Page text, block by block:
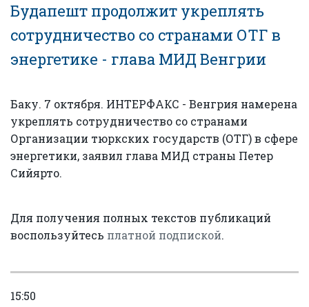
Будапешт продолжит укреплять
сотрудничество со странами ОТГ в
энергетике - глава МИД Венгрии
Баку. 7 октября. ИНТЕРФАКС - Венгрия намерена
укреплять сотрудничество со странами
Организации тюркских государств (ОТГ) в сфере
энергетики, заявил глава МИД страны Петер
Сийярто.
Для получения полных текстов публикаций
воспользуйтесь платной подпиской.
15:50